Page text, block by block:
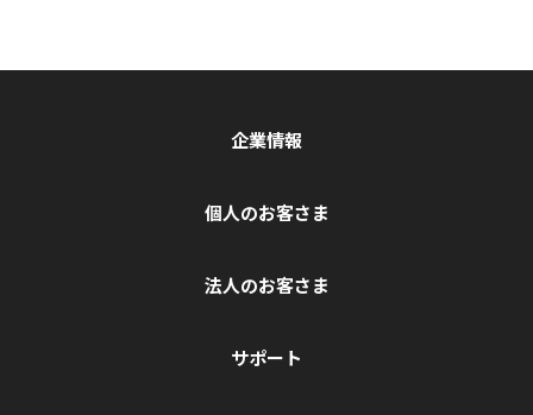
企業情報
個人のお客さま
法人のお客さま
サポート